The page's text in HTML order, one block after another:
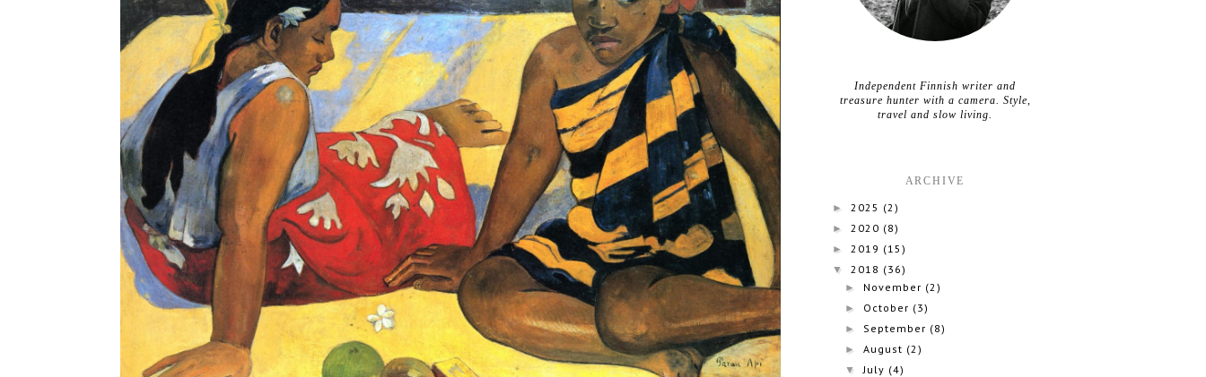
Independent Finnish writer and
treasure hunter with a camera. Style,
travel and slow living.
ARCHIVE
► 2025 (2)
► 2020 (8)
► 2019 (15)
▼ 2018 (36)
► November (2)
► October (3)
► September (8)
►August (2)
▼July (4)